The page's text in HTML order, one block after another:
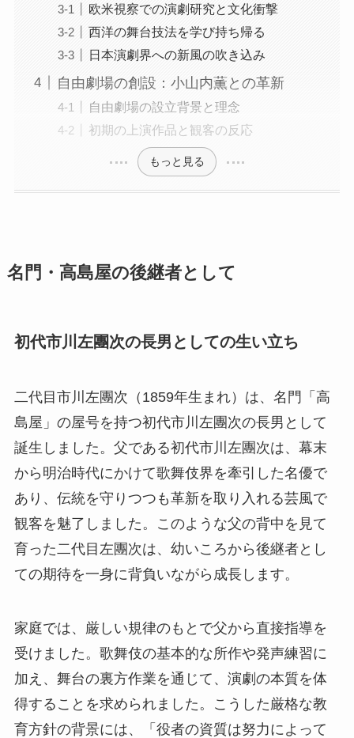
欧米視察での演劇研究と文化衝撃
西洋の舞台技法を学び持ち帰る
日本演劇界への新風の吹き込み
自由劇場の創設：小山内薫との革新
自由劇場の設立背景と理念
初期の上演作品と観客の反応
もっと見る
名門・高島屋の後継者として
初代市川左團次の長男としての生い立ち
二代目市川左團次（1859年生まれ）は、名門「高
島屋」の屋号を持つ初代市川左團次の長男として
誕生しました。父である初代市川左團次は、幕末
から明治時代にかけて歌舞伎界を牽引した名優で
あり、伝統を守りつつも革新を取り入れる芸風で
観客を魅了しました。このような父の背中を見て
育った二代目左團次は、幼いころから後継者とし
ての期待を一身に背負いながら成長します。
家庭では、厳しい規律のもとで父から直接指導を
受けました。歌舞伎の基本的な所作や発声練習に
加え、舞台の裏方作業を通じて、演劇の本質を体
得することを求められました。こうした厳格な教
育方針の背景には、「役者の資質は努力によって